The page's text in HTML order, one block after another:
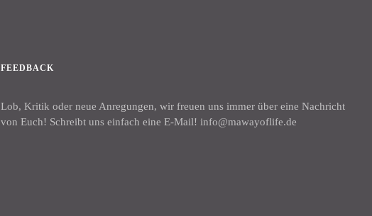
FEEDBACK
Lob, Kritik oder neue Anregungen, wir freuen uns immer über eine Nachricht
von Euch! Schreibt uns einfach eine E-Mail! info@mawayoflife.de